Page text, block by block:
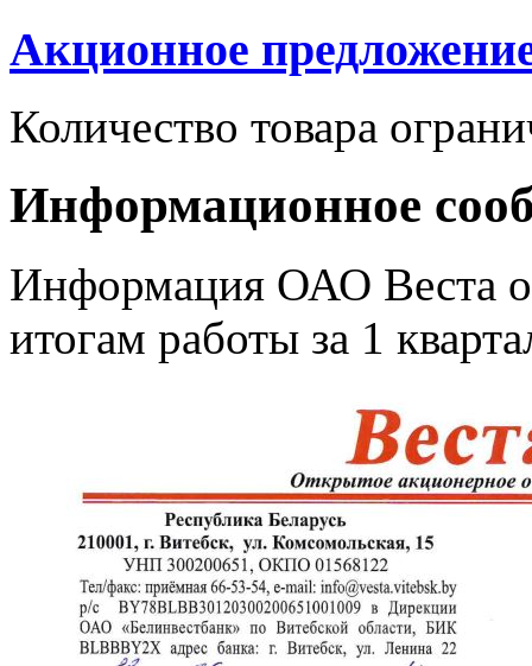
Акционное
Количество товара
Информационное
Информация ОАО Веста о
итогам работы за 1